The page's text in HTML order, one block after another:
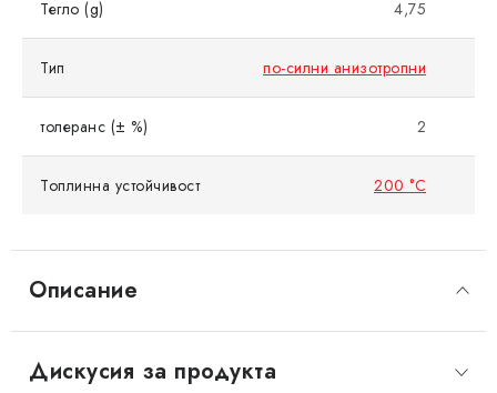
Описание
Тегло (g) 4,75
Тип по-силни анизотропни
толеранс (± %) 2
Топлинна устойчивост 200 °C
Дискусия за продукта